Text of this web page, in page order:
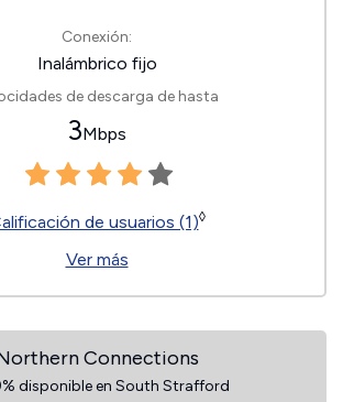
Conexión:
Inalámbrico fijo
de descarga de hasta
3Mbps
de usuarios (1)◊
Ver más
Connections
disponible en South Strafford